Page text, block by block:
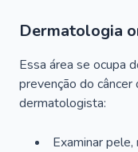
Dermatologia
Essa área se ocupa
prevenção do
dermatologista:
Examinar